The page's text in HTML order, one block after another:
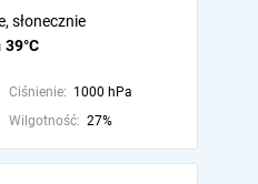
39°C
słonecznie
Ciśnienie: 1000 hPa
Wilgotność: 27%